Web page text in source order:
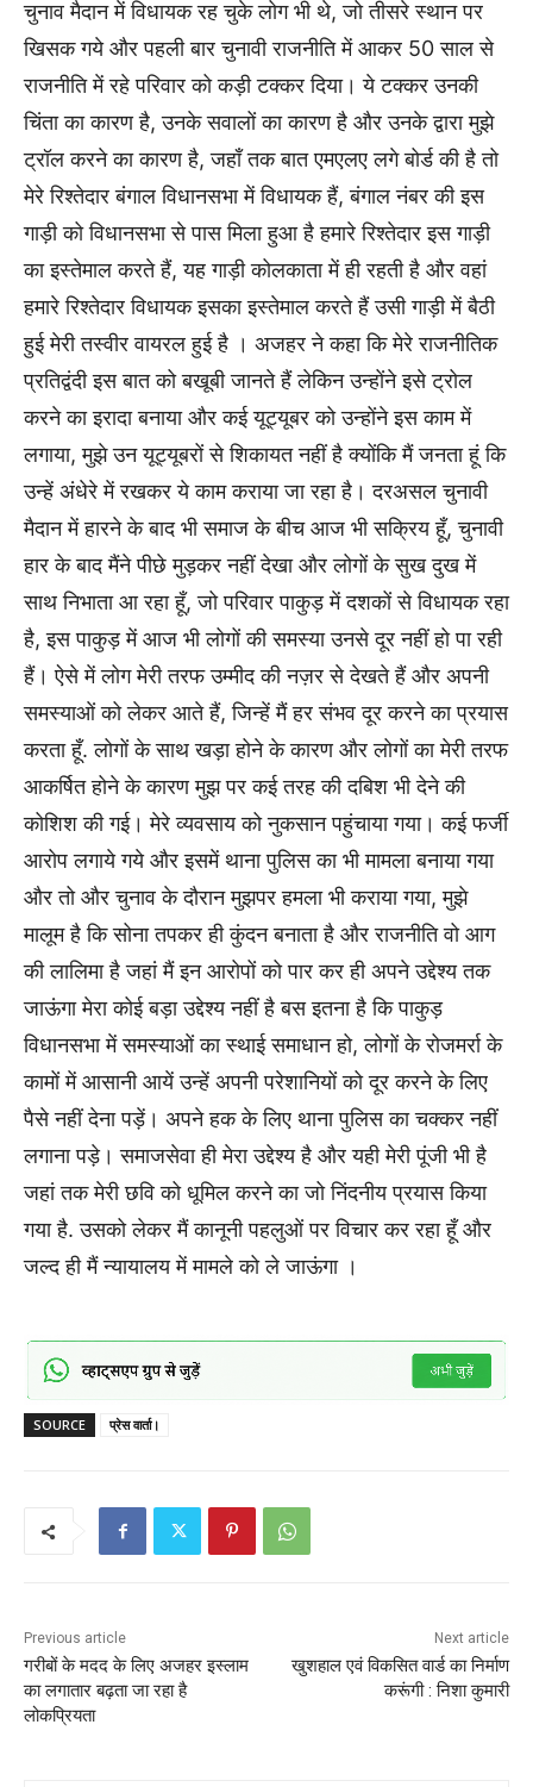
चुनाव मैदान में विधायक रह चुके लोग भी थे, जो तीसरे स्थान पर
खिसक गये और पहली बार चुनावी राजनीति में आकर 50 साल से
राजनीति में रहे परिवार को कड़ी टक्कर दिया। ये टक्कर उनकी
चिंता का कारण है, उनके सवालों का कारण है और उनके द्वारा मुझे
ट्रॉल करने का कारण है, जहाँ तक बात एमएलए लगे बोर्ड की है तो
मेरे रिश्तेदार बंगाल विधानसभा में विधायक हैं, बंगाल नंबर की इस
गाड़ी को विधानसभा से पास मिला हुआ है हमारे रिश्तेदार इस गाड़ी
का इस्तेमाल करते हैं, यह गाड़ी कोलकाता में ही रहती है और वहां
हमारे रिश्तेदार विधायक इसका इस्तेमाल करते हैं उसी गाड़ी में बैठी
हुई मेरी तस्वीर वायरल हुई है । अजहर ने कहा कि मेरे राजनीतिक
प्रतिद्वंदी इस बात को बखूबी जानते हैं लेकिन उन्होंने इसे ट्रोल
करने का इरादा बनाया और कई यूट्यूबर को उन्होंने इस काम में
लगाया, मुझे उन यूट्यूबरों से शिकायत नहीं है क्योंकि मैं जनता हूं कि
उन्हें अंधेरे में रखकर ये काम कराया जा रहा है। दरअसल चुनावी
मैदान में हारने के बाद भी समाज के बीच आज भी सक्रिय हूँ, चुनावी
हार के बाद मैंने पीछे मुड़कर नहीं देखा और लोगों के सुख दुख में
साथ निभाता आ रहा हूँ, जो परिवार पाकुड़ में दशकों से विधायक रहा
है, इस पाकुड़ में आज भी लोगों की समस्या उनसे दूर नहीं हो पा रही
हैं। ऐसे में लोग मेरी तरफ उम्मीद की नज़र से देखते हैं और अपनी
समस्याओं को लेकर आते हैं, जिन्हें मैं हर संभव दूर करने का प्रयास
करता हूँ. लोगों के साथ खड़ा होने के कारण और लोगों का मेरी तरफ
आकर्षित होने के कारण मुझ पर कई तरह की दबिश भी देने की
कोशिश की गई। मेरे व्यवसाय को नुकसान पहुंचाया गया। कई फर्जी
आरोप लगाये गये और इसमें थाना पुलिस का भी मामला बनाया गया
और तो और चुनाव के दौरान मुझपर हमला भी कराया गया, मुझे
मालूम है कि सोना तपकर ही कुंदन बनाता है और राजनीति वो आग
की लालिमा है जहां मैं इन आरोपों को पार कर ही अपने उद्देश्य तक
जाऊंगा मेरा कोई बड़ा उद्देश्य नहीं है बस इतना है कि पाकुड़
विधानसभा में समस्याओं का स्थाई समाधान हो, लोगों के रोजमर्रा के
कामों में आसानी आयें उन्हें अपनी परेशानियों को दूर करने के लिए
पैसे नहीं देना पड़ें। अपने हक के लिए थाना पुलिस का चक्कर नहीं
लगाना पड़े। समाजसेवा ही मेरा उद्देश्य है और यही मेरी पूंजी भी है
जहां तक मेरी छवि को धूमिल करने का जो निंदनीय प्रयास किया
गया है. उसको लेकर मैं कानूनी पहलुओं पर विचार कर रहा हूँ और
जल्द ही मैं न्यायालय में मामले को ले जाऊंगा ।
SOURCE प्रेस वार्ता।
Previous article
गरीबों के मदद के लिए अजहर इस्लाम
का लगातार बढ़ता जा रहा है
लोकप्रियता
Next article
खुशहाल एवं विकसित वार्ड का निर्माण
करूंगी : निशा कुमारी